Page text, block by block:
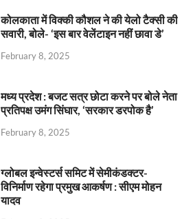
कोलकाता में विक्की कौशल ने की येलो टैक्सी की
सवारी, बोले- ‘इस बार वेलेंटाइन नहीं छावा डे’
February 8, 2025
मध्य प्रदेश : बजट सत्र छोटा करने पर बोले नेता
प्रतिपक्ष उमंग सिंघार, ‘सरकार डरपोक है’
February 8, 2025
ग्लोबल इन्वेस्टर्स समिट में सेमीकंडक्टर-
विनिर्माण रहेगा प्रमुख आकर्षण : सीएम मोहन
यादव